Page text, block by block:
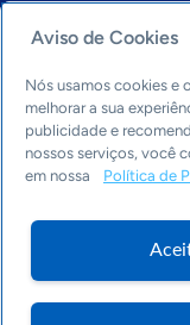
Economia &
Cultura
Dados
Arquivo
Aviso de Cookies
Nós usamos cookies e
melhorar a sua
publicidade e
nossos serviços, você
em nossa
Política de